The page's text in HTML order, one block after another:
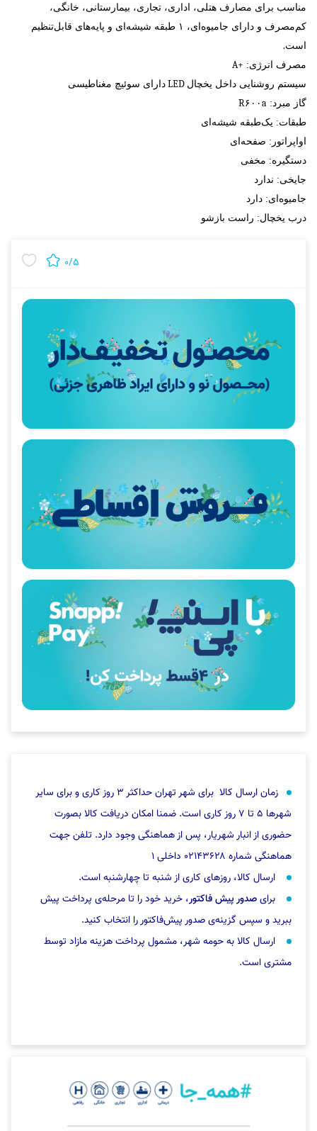
۰/۵
مناسب برای مصارف هتلی، اداری، تجاری، بیمارستانی، خانگی،
کم‌مصرف و دارای جامیوه‌ای، ۱ طبقه شیشه‌ای و پایه‌های قابل‌تنظیم
است.
مصرف انرژی: A+
سیستم روشنایی داخل یخچال LED دارای سوئیچ مغناطیسی
گاز مبرد: R۶۰۰a
طبقات: یک‌طبقه شیشه‌ای
اواپراتور: صفحه‌ای
دستگیره: مخفی
جایخی: ندارد
جامیوه‌ای: دارد
درب یخچال: راست بازشو
زمان ارسال کالا برای شهر تهران حداکثر ۳ روز کاری و برای سایر
شهرها ۵ تا ۷ روز کاری است. ضمنا امکان دریافت کالا بصورت
حضوری از انبار شهریار، پس از هماهنگی وجود دارد. تلفن جهت
هماهنگی شماره ۰۲۱۴۳۶۲۸ داخلی ۱
ارسال کالا، روزهای کاری از شنبه تا چهارشنبه است.
برایصدور پیش فاکتور، خرید خود را تا مرحله‌ی پرداخت پیش
ببرید و سپس گزینه‌ی صدور پیش‌فاکتور را انتخاب کنید.
ارسال کالا به حومه شهر، مشمول پرداخت هزینه مازاد توسط
مشتری است.